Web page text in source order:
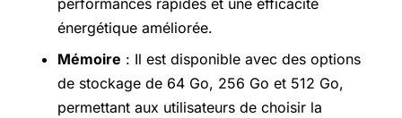
performances rapides et une efficacité
énergétique améliorée.
Mémoire : Il est disponible avec des options
de stockage de 64 Go, 256 Go et 512 Go,
permettant aux utilisateurs de choisir la